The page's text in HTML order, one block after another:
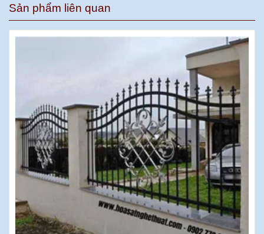
Sản phẩm liên quan